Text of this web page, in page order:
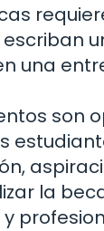
una
son
la